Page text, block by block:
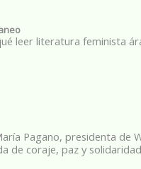
leer literatura feminista
Pagano, presidenta de
de coraje, paz y solidaridad